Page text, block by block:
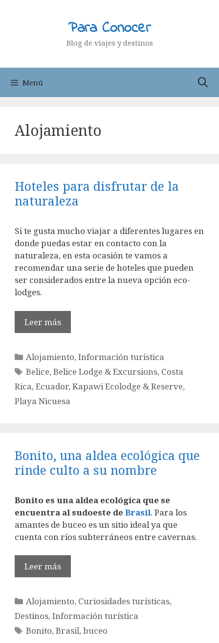
Para Conocer
Blog de viajes y destinos
Menú
Alojamiento
Hoteles para disfrutar de la
naturaleza
Si te gusta mucho viajar a diferentes lugares en
donde puedas estar en contacto con la
naturaleza, en esta ocasión te vamos a
recomendar una serie de hoteles que pueden
ser considerados entre la nueva opción eco-
lodges.
Leer más
Categorías
Alojamiento,Información turística
Etiquetas
Belice,Belice Lodge & Excursions, Costa
Rica, Ecuador, Kapawi Ecolodge & Reserve,
Playa Nicuesa
Bonito, una aldea ecológica que
rinde culto a su nombre
Bonito es una aldea ecológica que se
encuentra al sudoeste de Brasil. Para los
amantes de buceo es un sitio ideal ya que
cuenta con ríos subterráneos entre cavernas.
Leer más
Categorías
Alojamiento, Curiosidades turísticas,
Destinos, Información turística
Etiquetas
Bonito,Brasil,buceo